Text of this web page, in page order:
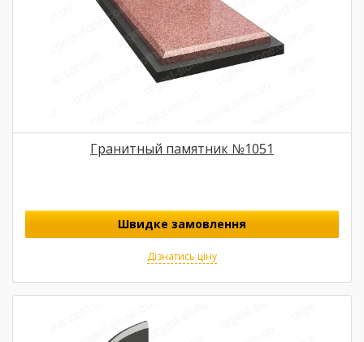
Гранитный памятник №1051
Швидке замовлення
Дізнатись ціну